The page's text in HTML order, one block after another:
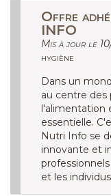
Offre
INFO
Mis à jour le
hygiène
Dans un
au centre des
l'alimentation
essentielle.
Nutri Info se
innovante et
et les